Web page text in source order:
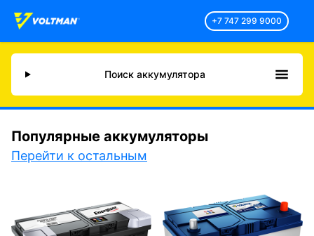
+7 747 299 9000
Поиск аккумулятора
Популярные аккумуляторы
Перейти к остальным